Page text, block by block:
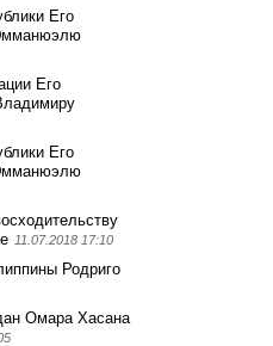
Его
Его
Его
11.07.2018 17:10
Родриго
Омара Хасана